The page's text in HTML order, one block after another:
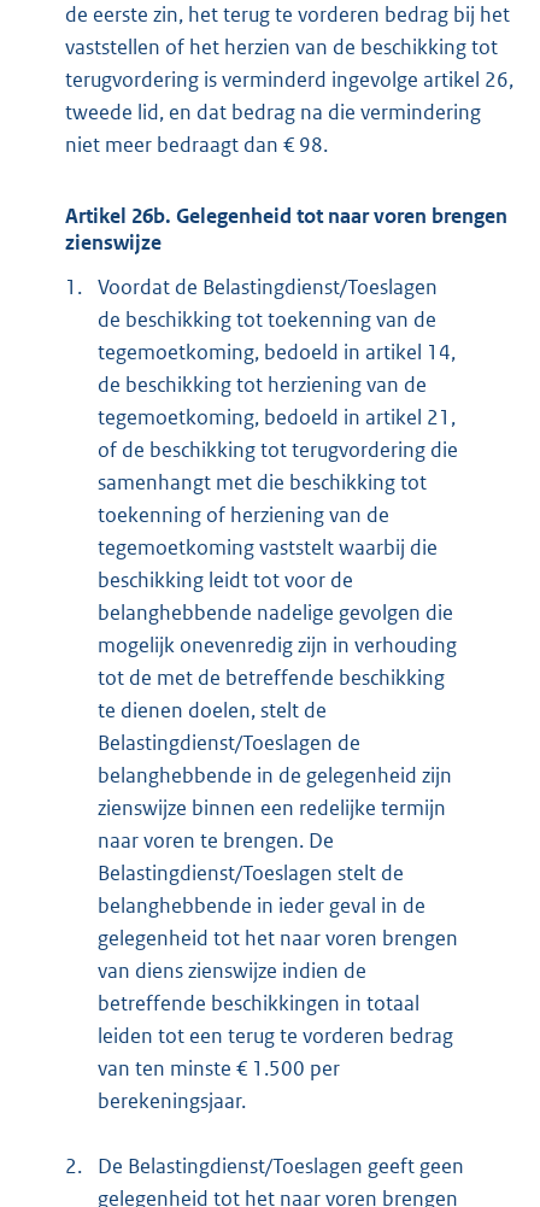
de eerste zin, het terug te vorderen bedrag bij het
vaststellen of het herzien van de beschikking tot
terugvordering is verminderd ingevolge artikel 26,
tweede lid, en dat bedrag na die vermindering
niet meer bedraagt dan € 98.
Artikel 26b. Gelegenheid tot naar voren brengen
zienswijze
1. Voordat de Belastingdienst/Toeslagen
de beschikking tot toekenning van de
tegemoetkoming, bedoeld in artikel 14,
de beschikking tot herziening van de
tegemoetkoming, bedoeld in artikel 21,
of de beschikking tot terugvordering die
samenhangt met die beschikking tot
toekenning of herziening van de
tegemoetkoming vaststelt waarbij die
beschikking leidt tot voor de
belanghebbende nadelige gevolgen die
mogelijk onevenredig zijn in verhouding
tot de met de betreffende beschikking
te dienen doelen, stelt de
Belastingdienst/Toeslagen de
belanghebbende in de gelegenheid zijn
zienswijze binnen een redelijke termijn
naar voren te brengen. De
Belastingdienst/Toeslagen stelt de
belanghebbende in ieder geval in de
gelegenheid tot het naar voren brengen
van diens zienswijze indien de
betreffende beschikkingen in totaal
leiden tot een terug te vorderen bedrag
van ten minste € 1.500 per
berekeningsjaar.
2.
De Belastingdienst/Toeslagen geeft geen
gelegenheid tot het naar voren brengen